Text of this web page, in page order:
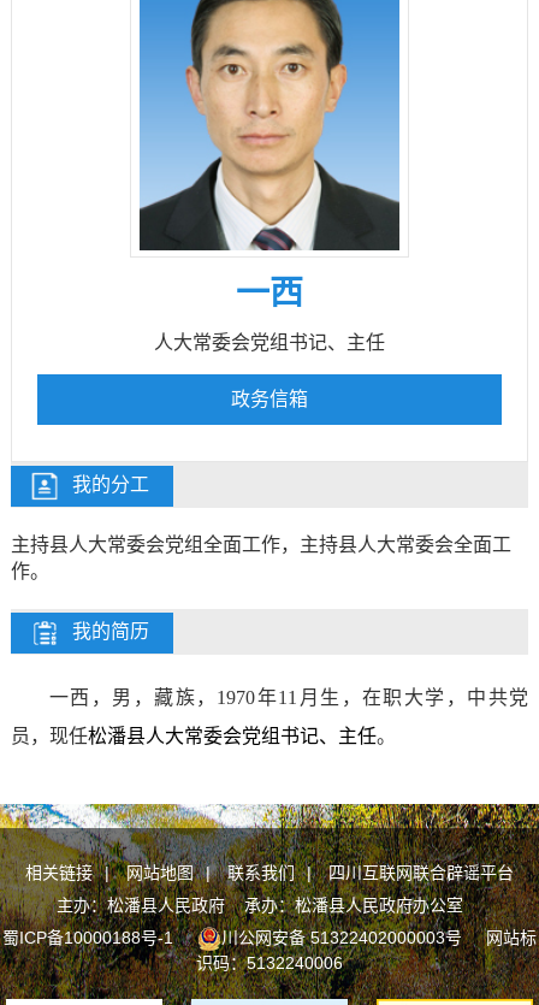
一西
人大常委会党组书记、主任
政务信箱
我的分工
主持县人大常委会党组全面工作，主持县人大常委会全面工
作。
我的简历
一西，男，藏族，1970年11月生，在职大学，中共党
员，现任松潘县人大常委会党组书记、主任。
相关链接 | 网站地图 | 联系我们 |
四川互联网联合辟谣平台
主办：松潘县人民政府 承办：松潘县人民政府办公室
蜀ICP备10000188号-1
川公网安备 51322402000003号网站标
识码：5132240006